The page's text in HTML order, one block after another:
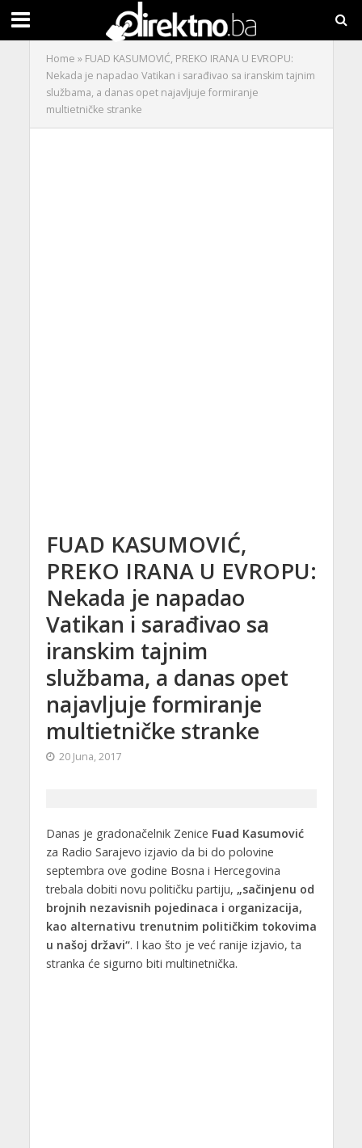
Home » FUAD KASUMOVIĆ, PREKO IRANA U EVROPU:
Nekada je napadao Vatikan i sarađivao sa iranskim tajnim
službama, a danas opet najavljuje formiranje
multietničke stranke
FUAD KASUMOVIĆ,
PREKO IRANA U EVROPU:
Nekada je napadao
Vatikan i sarađivao sa
iranskim tajnim
službama, a danas opet
najavljuje formiranje
multietničke stranke
20 Juna, 2017
Danas je gradonačelnik Zenice Fuad Kasumović
za Radio Sarajevo izjavio da bi do polovine
septembra ove godine Bosna i Hercegovina
trebala dobiti novu političku partiju, „sačinjenu od
brojnih nezavisnih pojedinaca i organizacija,
kao alternativu trenutnim političkim tokovima
u našoj državi“. I kao što je već ranije izjavio, ta
stranka će sigurno biti multinetnička.